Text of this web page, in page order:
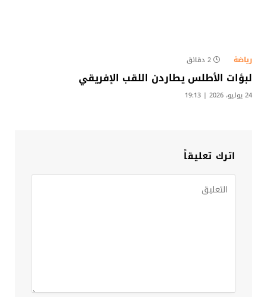
رياضة 2 دقائق
لبؤات الأطلس يطاردن اللقب الإفريقي
24 يوليو، 2026 | 19:13
اترك تعليقاً